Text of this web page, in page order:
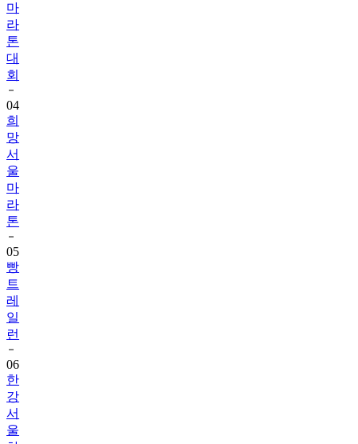
톤
대
회
04
희
망
서
울
마
라
톤
05
빵
트
레
일
런
06
한
강
서
울
하
프